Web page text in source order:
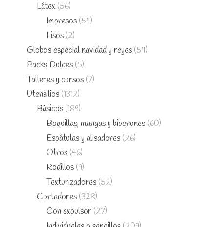
Látex (56)
Impresos (54)
Lisos (2)
Globos especial navidad y reyes (54)
Packs Dulces (5)
Talleres y cursos (7)
Utensilios (1312)
Básicos (189)
Boquillas, mangas y biberones (60)
Espátulas y alisadores (26)
Otros (46)
Rodillos (9)
Texturizadores (52)
Cortadores (328)
Con expulsor (27)